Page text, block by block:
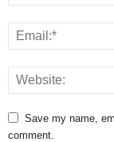
Save my name,
comment.